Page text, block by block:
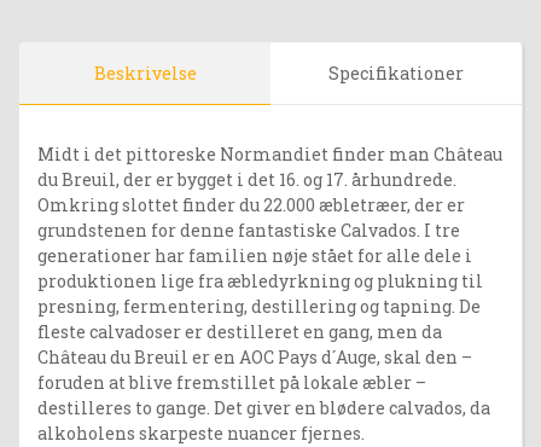
Beskrivelse Specifikationer
Midt i det pittoreske Normandiet finder man Château
du Breuil, der er bygget i det 16. og 17. århundrede.
Omkring slottet finder du 22.000 æbletræer, der er
grundstenen for denne fantastiske Calvados. I tre
generationer har familien nøje stået for alle dele i
produktionen lige fra æbledyrkning og plukning til
presning, fermentering, destillering og tapning. De
fleste calvadoser er destilleret en gang, men da
Château du Breuil er en AOC Pays d´Auge, skal den –
foruden at blive fremstillet på lokale æbler –
destilleres to gange. Det giver en blødere calvados, da
alkoholens skarpeste nuancer fjernes.